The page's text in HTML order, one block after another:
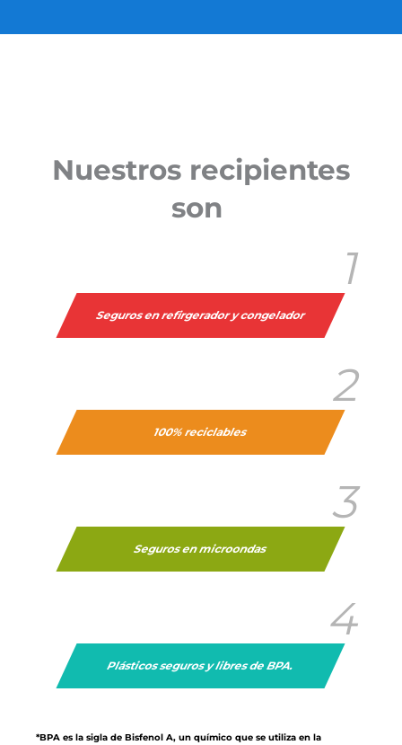
CONTACTO
Nuestros recipientes
son
1
Seguros en refirgerador y congelador
2
100% reciclables
3
Seguros en microondas
4
Plásticos seguros y libres de BPA.
*BPA es la sigla de Bisfenol A, un químico que se utiliza en la